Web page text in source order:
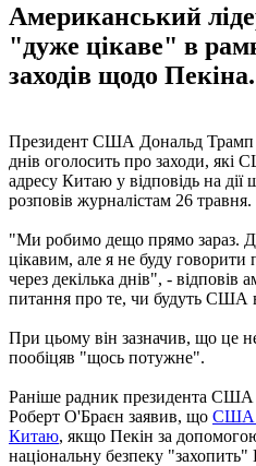
Американський
"дуже цікаве" в
заходів щодо Пекіна.
Президент США Дональд Трамп
днів оголосить про заходи,
адресу Китаю у відповідь на
розповів журналістам 26 травня.
"Ми робимо дещо прямо зараз.
цікавим, але я не буду говорити
через декілька днів", - відповів
питання про те, чи будуть США
При цьому він зазначив, що це
пообіцяв "щось потужне".
Раніше радник президента США
Роберт О'Браєн заявив, що США
Китаю, якщо Пекін за
національну безпеку "захопить"